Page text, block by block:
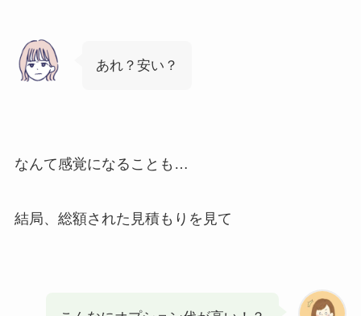
あれ？安い？
なんて感覚になることも…
結局、総額された見積もりを見て